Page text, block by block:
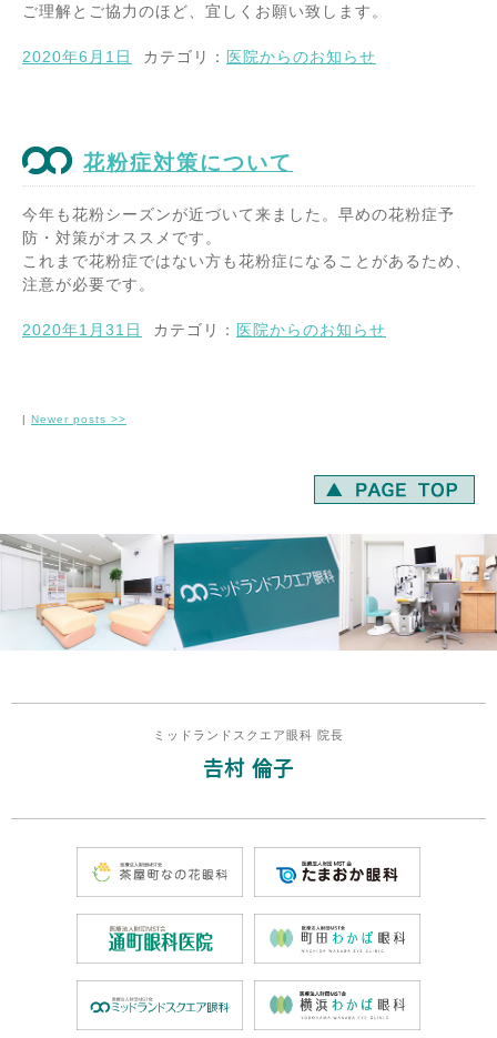
ご理解とご協力のほど、宜しくお願い致します。
2020年6月1日 カテゴリ： 医院からのお知らせ
花粉症対策について
今年も花粉シーズンが近づいて来ました。早めの花粉症予
防・対策がオススメです。
これまで花粉症ではない方も花粉症になることがあるため、
注意が必要です。
2020年1月31日 カテゴリ： 医院からのお知らせ
| Newer posts >>
ミッドランドスクエア眼科 院長
𠮷村 倫子